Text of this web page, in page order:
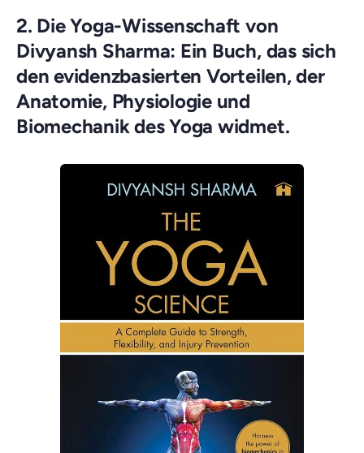
2. Die Yoga-Wissenschaft von
Divyansh Sharma: Ein Buch, das sich
den evidenzbasierten Vorteilen, der
Anatomie, Physiologie und
Biomechanik des Yoga widmet.